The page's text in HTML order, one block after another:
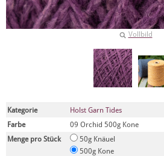
Vollbild
Kategorie
Holst Garn Tides
Farbe
09 Orchid 500g Kone
Menge pro Stück
50g Knäuel
500g Kone